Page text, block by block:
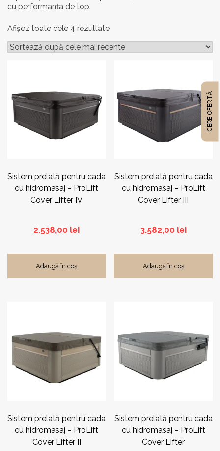
Narvi®(31)
cu performanța de top.
Afișez toate cele 4 rezultateSortat
cele
Sistem prelată pentru cada
cu hidromasaj – ProLift
Cover Lifter IV
2.538,00 lei
Adaugă în coș
Sistem prelată pentru cada
cu hidromasaj – ProLift
Cover Lifter III
3.582,00 lei
Adaugă în coș
Sistem prelată pentru cada
cu hidromasaj – ProLift
Cover Lifter II
Sistem prelată pentru cada
cu hidromasaj – ProLift
Cover Lifter
CERE OFERTĂ